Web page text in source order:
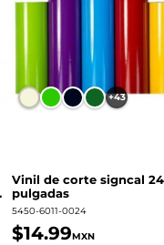
+43
Vinil de corte signcal 24
pulgadas
5450-6011-0024
$14.99MXN